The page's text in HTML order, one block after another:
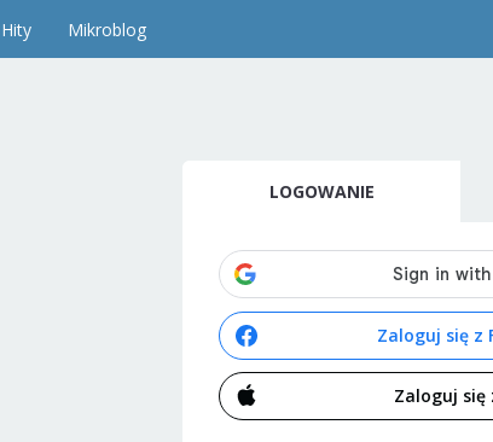
Hity Mikroblog
LOGOWANIE
Zaloguj się z
Zaloguj się